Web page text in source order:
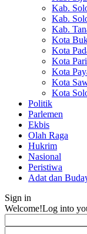
Kab.
Kab.
Kab.
Kota
Kota
Kota
Kota
Kota
Kota
Politik
Parlemen
Ekbis
Olah Raga
Hukrim
Nasional
Peristiwa
Adat dan
Sign in
Welcome!Log into